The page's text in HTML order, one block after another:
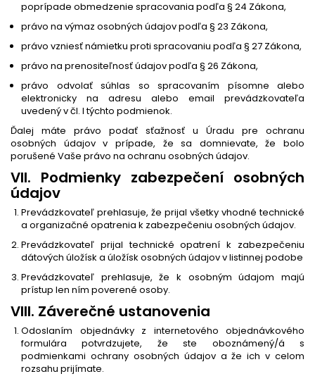
poprípade obmedzenie spracovania podľa § 24 Zákona,
právo na výmaz osobných údajov podľa § 23 Zákona,
právo vzniesť námietku proti spracovaniu podľa § 27 Zákona,
právo na prenositeľnosť údajov podľa § 26 Zákona,
právo odvolať súhlas so spracovaním písomne alebo
elektronicky na adresu alebo email prevádzkovateľa
uvedený v čl. I týchto podmienok.
Ďalej máte právo podať sťažnosť u Úradu pre ochranu
osobných údajov v prípade, že sa domnievate, že bolo
porušené Vaše právo na ochranu osobných údajov.
VII. Podmienky zabezpečení osobných
údajov
Prevádzkovateľ prehlasuje, že prijal všetky vhodné technické
a organizačné opatrenia k zabezpečeniu osobných údajov.
Prevádzkovateľ prijal technické opatrení k zabezpečeniu
dátových úložísk a úložísk osobných údajov v listinnej podobe
Prevádzkovateľ prehlasuje, že k osobným údajom majú
prístup len ním poverené osoby.
VIII. Záverečné ustanovenia
Odoslaním objednávky z internetového objednávkového
formulára potvrdzujete, že ste oboznámený/á s
podmienkami ochrany osobných údajov a že ich v celom
rozsahu prijímate.